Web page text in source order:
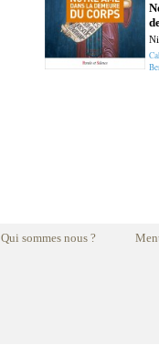
Qui sommes nous ?